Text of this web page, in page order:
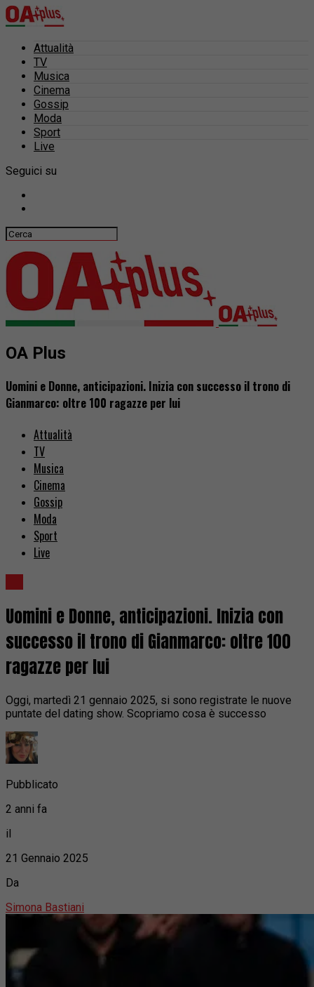
Attualità
TV
Musica
Cinema
Gossip
Moda
Sport
Live
Seguici su
OA Plus
Uomini e Donne, anticipazioni. Inizia con successo il trono di
Gianmarco: oltre 100 ragazze per lui
Attualità
TV
Musica
Cinema
Gossip
Moda
Sport
Live
Uomini e Donne, anticipazioni. Inizia con
successo il trono di Gianmarco: oltre 100
ragazze per lui
Oggi, martedì 21 gennaio 2025, si sono registrate le nuove
puntate del dating show. Scopriamo cosa è successo
Pubblicato
2 anni fa
il
21 Gennaio 2025
Da
Simona Bastiani